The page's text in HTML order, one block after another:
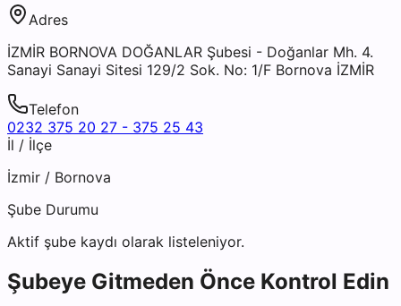
Adres
İZMİR BORNOVA DOĞANLAR Şubesi - Doğanlar Mh. 4.
Sanayi Sanayi Sitesi 129/2 Sok. No: 1/F Bornova İZMİR
Telefon
0232 375 20 27 - 375 25 43
İl / İlçe
İzmir / Bornova
Şube Durumu
Aktif şube kaydı olarak listeleniyor.
Şubeye Gitmeden Önce Kontrol Edin